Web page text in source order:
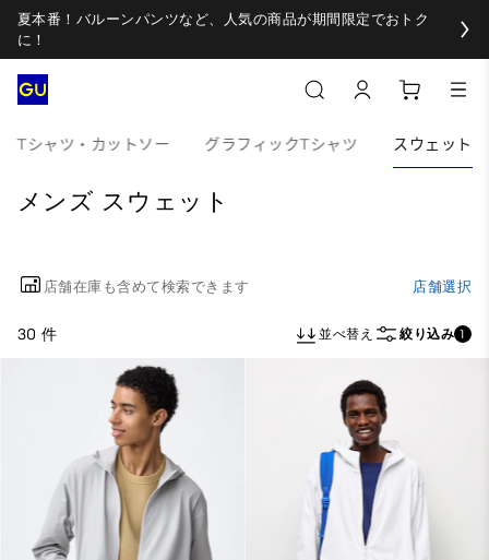
夏本番！バルーンパンツなど、人気の商品が期間限定でおトク
に！
Tシャツ・カットソー グラフィックTシャツ スウェット
メンズ スウェット
店舗在庫も含めて検索できます 店舗選択
30 件 並べ替え 絞り込み 1